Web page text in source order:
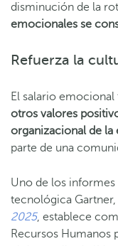
disminución de la
emocionales se
Refuerza la
El salario emocional
otros valores
organizacional de la
parte de una
Uno de los
tecnológica Gartner,
2025, establece
Recursos Humanos